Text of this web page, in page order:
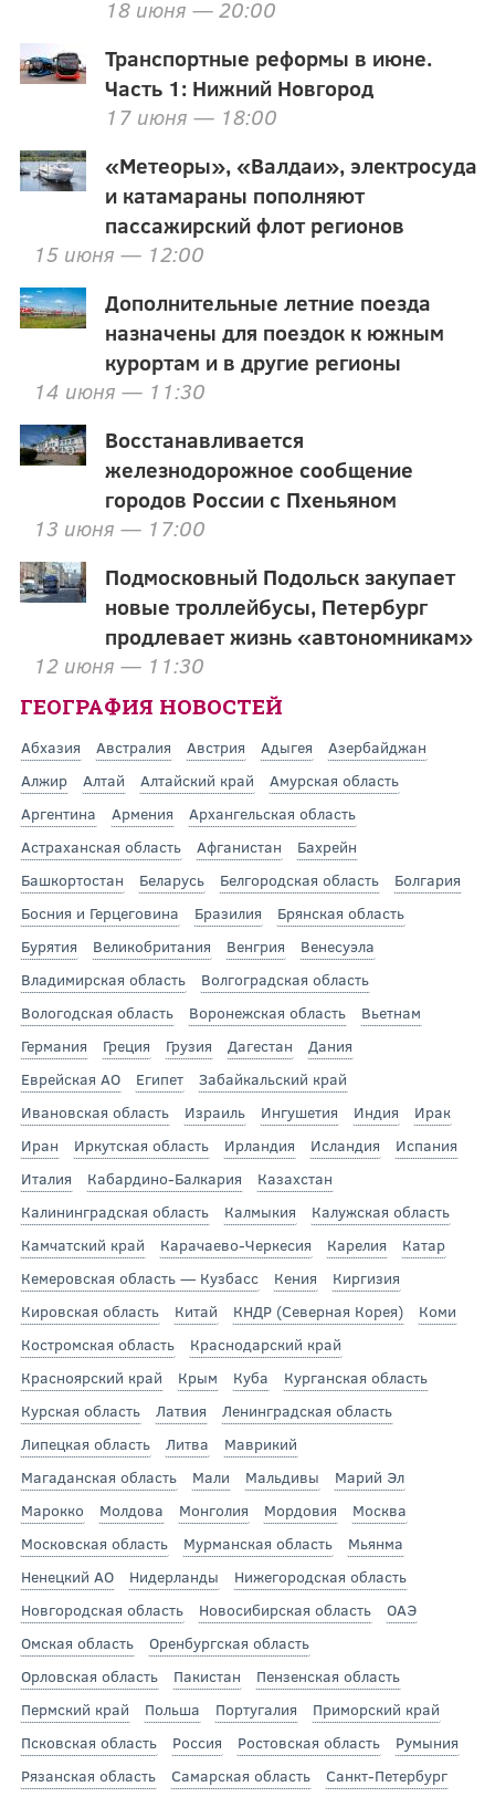
18 июня — 20:00
Транспортные реформы в июне.
Часть 1: Нижний Новгород
17 июня — 18:00
«Метеоры», «Валдаи», электросуда
и катамараны пополняют
пассажирский флот регионов
15 июня — 12:00
Дополнительные летние поезда
назначены для поездок к южным
курортам и в другие регионы
14 июня — 11:30
Восстанавливается
железнодорожное сообщение
городов России с Пхеньяном
13 июня — 17:00
Подмосковный Подольск закупает
новые троллейбусы, Петербург
продлевает жизнь «автономникам»
12 июня — 11:30
ГЕОГРАФИЯ НОВОСТЕЙ
Абхазия Австралия Австрия Адыгея
Азербайджан
Алжир
Алтай Алтайский край
Амурская область
Аргентина
Армения
Архангельская область
Астраханская область
Афганистан
Бахрейн
Башкортостан
Беларусь Белгородская область
Болгария
Босния и Герцеговина
Бразилия
Брянская область
Бурятия
Великобритания Венгрия
Венесуэла
Владимирская область
Волгоградская область
Вологодская область
Воронежская область
Вьетнам
Германия
Греция Грузия Дагестан
Дания
Еврейская АО
Египет
Забайкальский край
Ивановская область
Израиль Ингушетия Индия
Ирак
Иран
Иркутская область Ирландия Исландия
Испания
Италия
Кабардино-Балкария
Казахстан
Калининградская область
Калмыкия
Калужская область
Камчатский край
Карачаево-Черкесия Карелия
Катар
Кемеровская область — Кузбасс
Кения
Киргизия
Кировская область
Китай КНДР (Северная Корея)
Коми
Костромская область
Краснодарский край
Красноярский край
Крым Куба
Курганская область
Курская область
Латвия
Ленинградская область
Липецкая область
Литва
Маврикий
Магаданская область
Мали Мальдивы
Марий Эл
Марокко
Молдова Монголия Мордовия
Москва
Московская область
Мурманская область
Мьянма
Ненецкий АО
Нидерланды
Нижегородская область
Новгородская область
Новосибирская область
ОАЭ
Омская область
Оренбургская область
Орловская область
Пакистан
Пензенская область
Пермский край
Польша Португалия
Приморский край
Псковская область
Россия Ростовская область
Румыния
Рязанская область
Самарская область
Санкт-Петербург